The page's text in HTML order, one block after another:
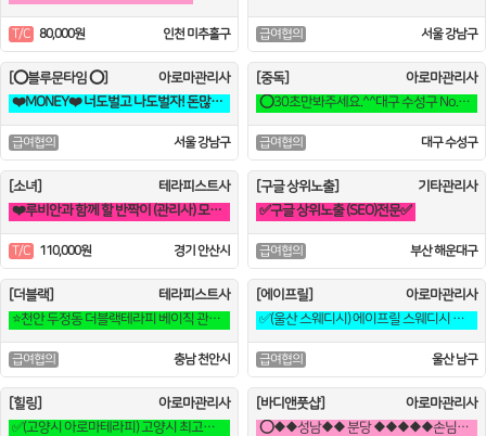
T/C 80,000원 인천 미추홀구 급여협의 서울 강남구
[⭕블루문타임 ⭕]
아로마관리사
❤️MONEY❤️ 너도벌고 나도벌자! 돈많이주는게 최고잖아!
급여협의 서울 강남구
[중독]
아로마관리사
⭕30초만봐주세요.^^대구 수성구 No.1 스웨디시 중독 입니다^^⭕
급여협의 대구 수성구
[소녀]
테라피스트사
❤️루비안과 함께 할 반짝이 (관리사) 모집❤️
T/C 110,000원 경기 안산시
[구글 상위노출]
기타관리사
✅구글 상위노출 (SEO)전문✅
급여협의 부산 해운대구
[더블랙]
테라피스트사
⭐천안 두정동 더블랙테라피 베이직 관리사님 구합니다!!!⭐
급여협의 충남 천안시
[에이프릴]
아로마관리사
✅(울산 스웨디시) 에이프릴 스웨디시 공쥬님모집✅
급여협의 울산 남구
[힐링]
아로마관리사
✅(고양시 아로마테라피) 고양시 최고대우 마사지구인❗행신역 2분거리 ✅
[바디앤풋샵]
아로마관리사
⭕◆◆성남◆◆ 분당 ◆◆◆◆◆손님넘침◆ 페이보장⭕